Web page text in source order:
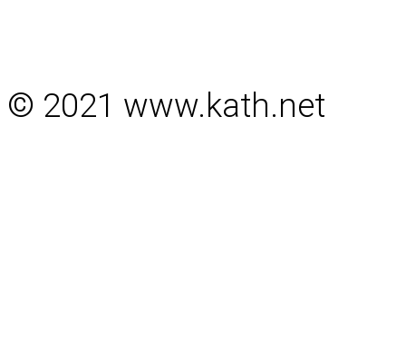
© 2021 www.kath.net